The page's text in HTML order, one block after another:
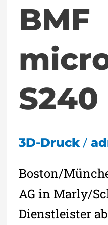
BMF
S240
3D-Druck/
Boston/
AG in Marly/
Dienstleister